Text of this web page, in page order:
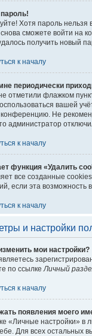
Хотя пароль
сможете войти на
получить новый
к началу
периодически
отметили флажком
вашей
Не
администратор
к началу
функция «Удалить
все созданные
если эта возможность
к началу
и настройки
мои настройки?
по ссылке Личный
к началу
появления моего
«Личные настройки» в
Для всех остальных